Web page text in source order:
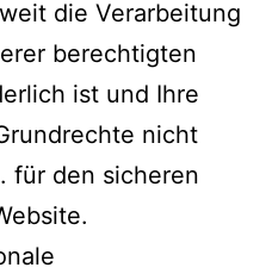
die Verarbeitung
berechtigten
ist und Ihre
nicht
für den sicheren